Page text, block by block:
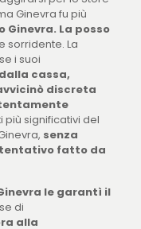
Ginevra fu più
Ginevra. La posso
sorridente. La
i suoi
cassa,
discreta
significativi del
senza
fatto da
le garantì il
di
alla